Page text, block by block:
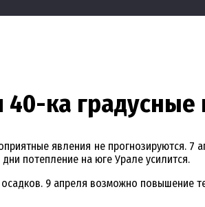
ка градусные
явления не прогнозируются. 7
потепление на юге Урале усилится.
осадков. 9 апреля возможно повышение